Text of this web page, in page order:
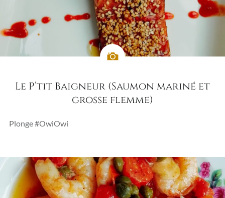
Le P’tit Baigneur (Saumon mariné et
grosse flemme)
Plonge #OwiOwi